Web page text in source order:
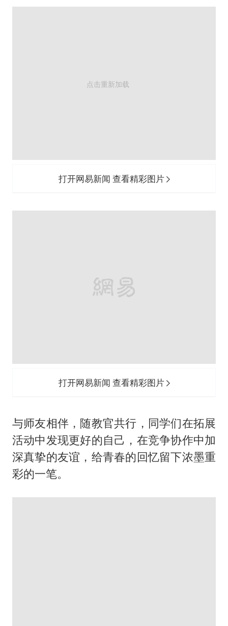
打开网易新闻 查看精彩图片
打开网易新闻 查看精彩图片
与师友相伴，随教官共行，同学们在拓展
活动中发现更好的自己，在竞争协作中加
深真挚的友谊，给青春的回忆留下浓墨重
彩的一笔。